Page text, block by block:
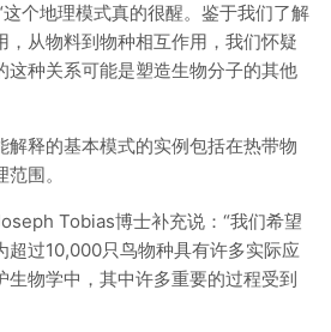
这个地理模式真的很醒。鉴于我们了解
，从物料到物种相互作用，我们怀疑
这种关系可能是塑造生物分子的其他
解释的基本模式的实例包括在热带物
围。
Tobias博士补充说：“我们希望
超过10,000只鸟物种具有许多实际应
生物学中，其中许多重要的过程受到